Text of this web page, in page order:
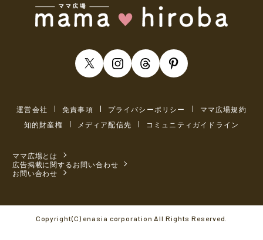
運営会社 免責事項 プライバシーポリシー
ママ広場規約
知的財産権
メディア配信先 コミュニティガイドライン
ママ広場とは
広告掲載に関するお問い合わせ
お問い合わせ
Copyright(C) enasia corporation All Rights Reserved.